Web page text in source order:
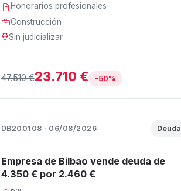
Honorarios profesionales
Construcción
Sin judicializar
47.510 €23.710 € -50%
DB200108 · 06/08/2026 Deuda
Empresa de Bilbao vende deuda de
4.350 € por 2.460 €